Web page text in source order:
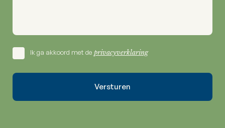
Ik ga akkoord met de privacyverklaring